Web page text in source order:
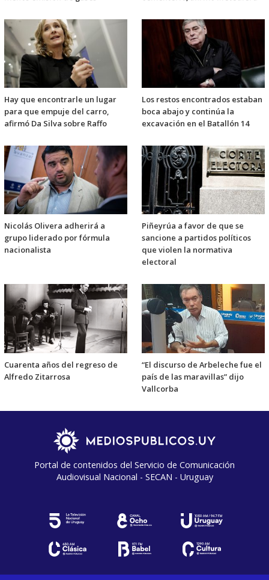
Hay que encontrarle un lugar
para que empuje del carro,
afirmó Da Silva sobre Raffo
Los restos encontrados estaban
boca abajo y continúa la
excavación en el Batallón 14
Nicolás Olivera adherirá a
grupo liderado por fórmula
nacionalista
Piñeyrúa a favor de que se
sancione a partidos políticos
que violen la normativa
electoral
Cuarenta años del regreso de
Alfredo Zitarrosa
“El discurso de Arbeleche fue el
país de las maravillas” dijo
Vallcorba
Portal de contenidos del Servicio de Comunicación
Audiovisual Nacional - SECAN - Uruguay